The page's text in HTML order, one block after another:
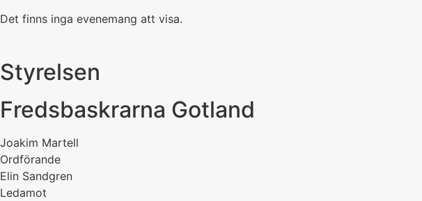
Det finns inga evenemang att visa.
Styrelsen
Fredsbaskrarna Gotland
Joakim Martell
Ordförande
Elin Sandgren
Ledamot